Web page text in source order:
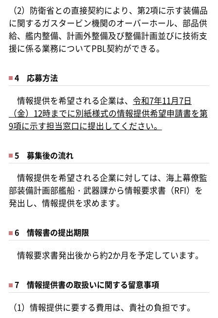
（2）防衛省との直接契約により、第2項に示す装備品
に関するガスタービン機関のオーバーホール、部品供
給、艦内整備、計画外整備及び整備計画並びに技術支
援に係る業務についてPBL契約ができる。
4 応募方法
情報提供を希望される企業は、 令和7年11月7日
（金）12時までに別紙様式の情報提供希望申請書を第
9項に示す担当窓口に提出してください。
5 募集後の流れ
情報提供を希望される企業に対しては、海上幕僚監
部装備計画部艦船・武器課から情報要求書（RFI）を
発出し、情報提供を求めます。
6 情報書の提出期限
情報要求書発出後から約2か月を予定しています。
7 情報提供書の取扱いに関する留意事項
（1）情報提供に要する費用は、貴社の負担です。